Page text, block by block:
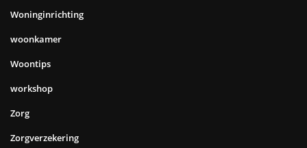
Woninginrichting
woonkamer
Woontips
workshop
Zorg
Zorgverzekering